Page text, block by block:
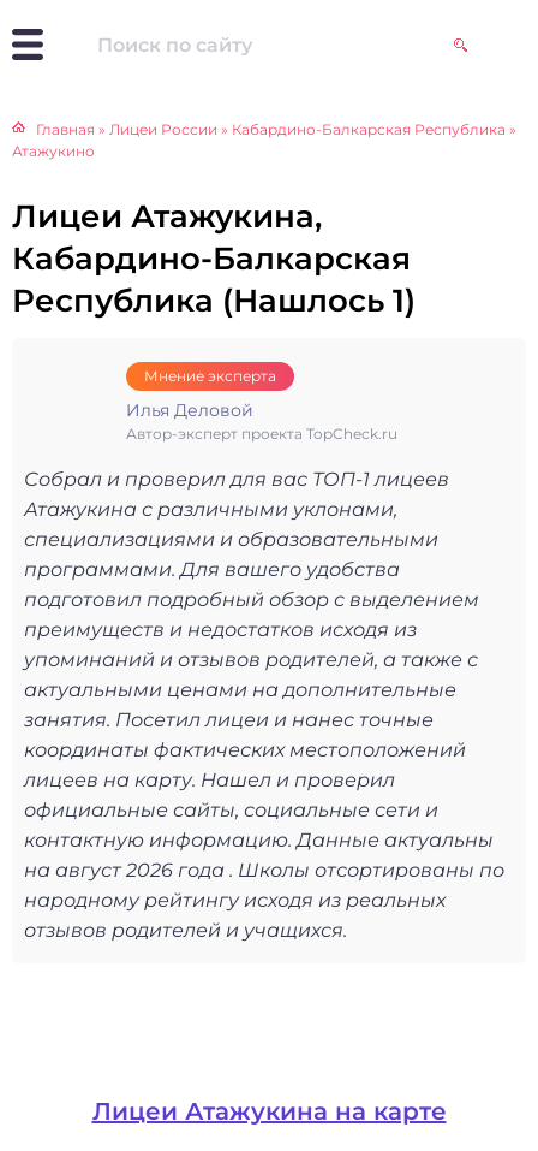
Главная » Лицеи России » Кабардино-Балкарская Республика »
Атажукино
Лицеи Атажукина,
Кабардино-Балкарская
Республика (Нашлось 1)
Мнение эксперта
Илья Деловой
Автор-эксперт проекта TopCheck.ru
Собрал и проверил для вас ТОП-1 лицеев
Атажукина с различными уклонами,
специализациями и образовательными
программами. Для вашего удобства
подготовил подробный обзор с выделением
преимуществ и недостатков исходя из
упоминаний и отзывов родителей, а также с
актуальными ценами на дополнительные
занятия. Посетил лицеи и нанес точные
координаты фактических местоположений
лицеев на карту. Нашел и проверил
официальные сайты, социальные сети и
контактную информацию. Данные актуальны
на август 2026 года . Школы отсортированы по
народному рейтингу исходя из реальных
отзывов родителей и учащихся.
Лицеи Атажукина на карте